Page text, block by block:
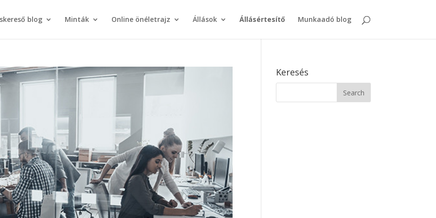
blog Minták Online önéletrajz Állások Állásértesítő Munkaadó blog
Keresés